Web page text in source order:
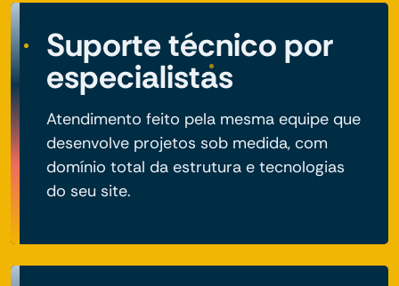
Suporte técnico por
especialistas
Atendimento feito pela mesma equipe que
desenvolve projetos sob medida, com
domínio total da estrutura e tecnologias
do seu site.